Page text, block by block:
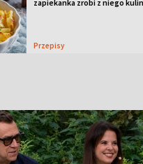
zapiekanka zrobi z niego
Przepisy